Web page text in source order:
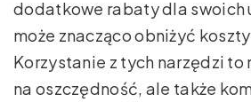
dodatkowe rabaty dla swoich
może znacząco obniżyć
Korzystanie z tych narzędzi
na oszczędność, ale także